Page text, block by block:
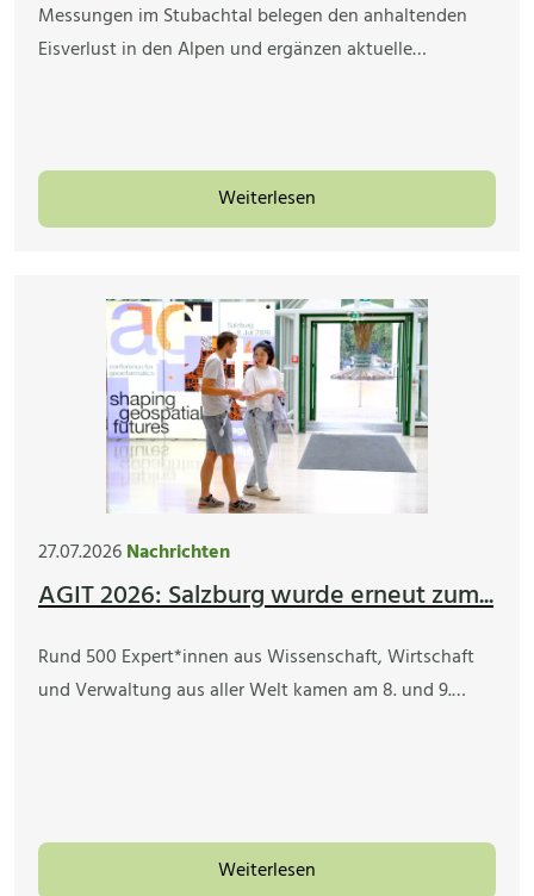
Messungen im Stubachtal belegen den anhaltenden
Eisverlust in den Alpen und ergänzen aktuelle…
Weiterlesen
27.07.2026Nachrichten
AGIT 2026: Salzburg wurde erneut zum...
Rund 500 Expert*innen aus Wissenschaft, Wirtschaft
und Verwaltung aus aller Welt kamen am 8. und 9.…
Weiterlesen